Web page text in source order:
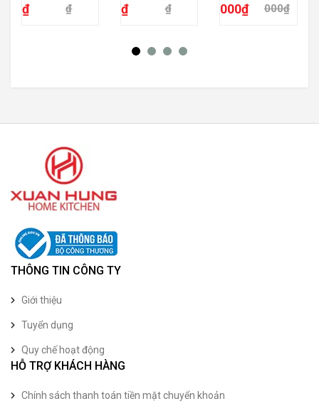
₫
₫
₫
₫
000₫
000₫
THÔNG TIN CÔNG TY
Giới thiệu
Tuyển dụng
Quy chế hoạt động
HỖ TRỢ KHÁCH HÀNG
Chính sách thanh toán tiền mặt chuyển khoản